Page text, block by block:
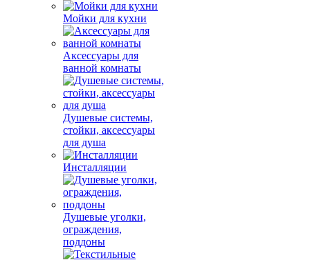
Мойки для кухни
Аксессуары для
ванной комнаты
Душевые системы,
стойки, аксессуары
для душа
Инсталляции
Душевые уголки,
ограждения,
поддоны